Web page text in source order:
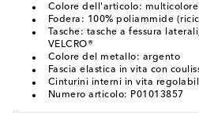
Colore dell'articolo: multicolore
Fodera: 100% poliammide
Tasche: tasche a fessura
VELCRO®
Colore del metallo: argento
Fascia elastica in vita con
Cinturini interni in vita
Numero articolo: P01013857